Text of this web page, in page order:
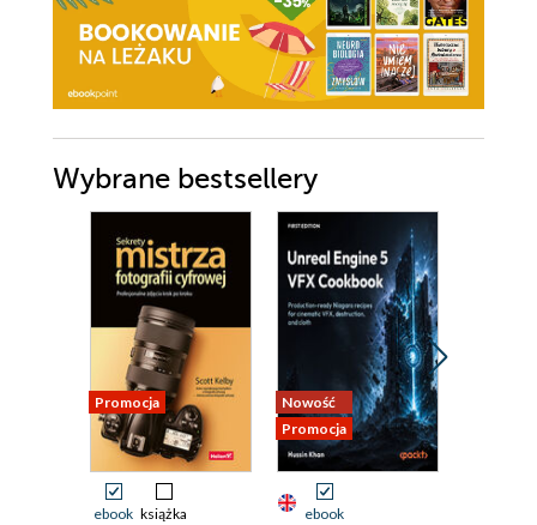
Wybrane bestsellery
Promocja
ebook książka
Nowość
Promocja
ebook